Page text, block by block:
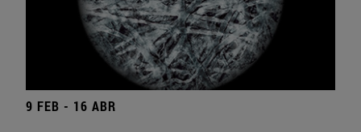
9 FEB - 16 ABR